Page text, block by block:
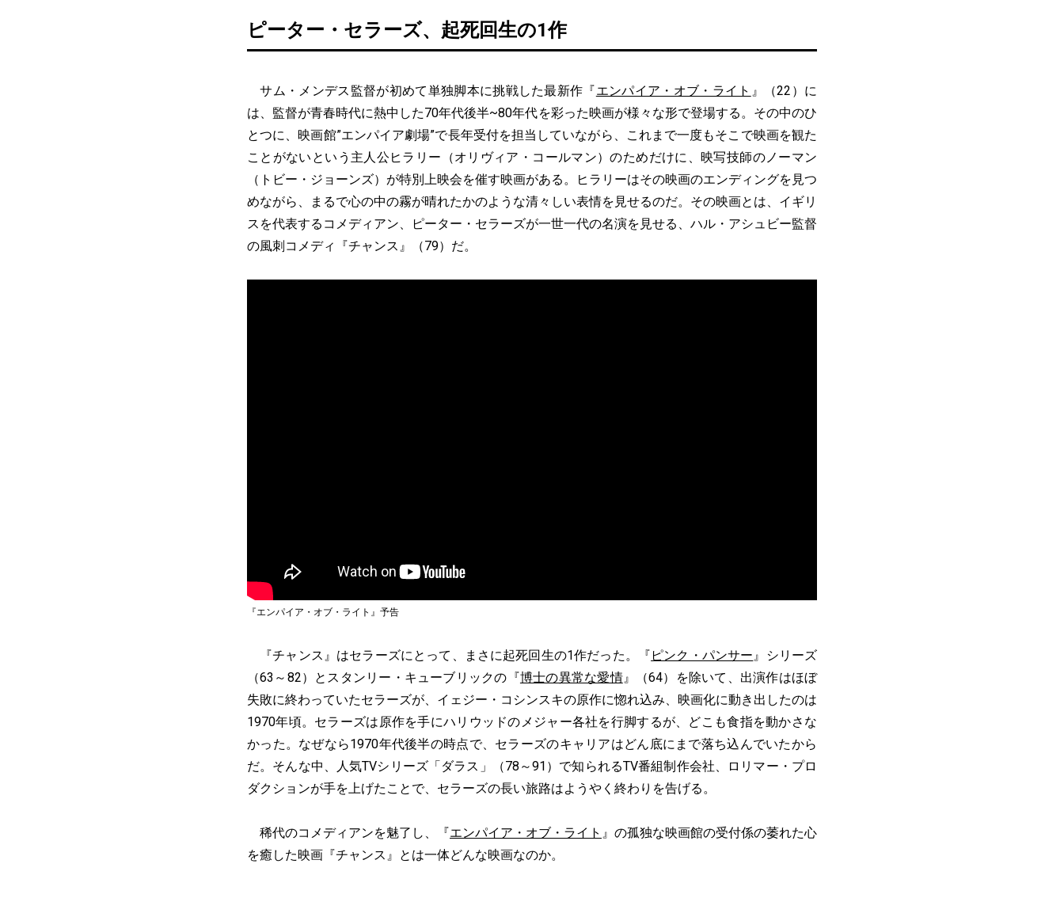
ピーター・セラーズ、起死回生の1作
サム・メンデス監督が初めて単独脚本に挑戦した最新作『エンパイア・オブ・ライト 』（22）に
は、監督が青春時代に熱中した70年代後半~80年代を彩った映画が様々な形で登場する。その中のひ
とつに、映画館”エンパイア劇場”で長年受付を担当していながら、これまで一度もそこで映画を観た
ことがないという主人公ヒラリー（オリヴィア・コールマン）のためだけに、映写技師のノーマン
（トビー・ジョーンズ）が特別上映会を催す映画がある。ヒラリーはその映画のエンディングを見つ
めながら、まるで心の中の霧が晴れたかのような清々しい表情を見せるのだ。その映画とは、イギリ
スを代表するコメディアン、ピーター・セラーズが一世一代の名演を見せる、ハル・アシュビー監督
の風刺コメディ『チャンス』（79）だ。
『エンパイア・オブ・ライト』予告
『チャンス』はセラーズにとって、まさに起死回生の1作だった。『 ピンク・パンサー』シリーズ
（63～82）とスタンリー・キューブリックの『博士の異常な愛情』（64）を除いて、出演作はほぼ
失敗に終わっていたセラーズが、イェジー・コシンスキの原作に惚れ込み、映画化に動き出したのは
1970年頃。セラーズは原作を手にハリウッドのメジャー各社を行脚するが、どこも食指を動かさな
かった。なぜなら1970年代後半の時点で、セラーズのキャリアはどん底にまで落ち込んでいたから
だ。そんな中、人気TVシリーズ「ダラス」（78～91）で知られるTV番組制作会社、ロリマー・プロ
ダクションが手を上げたことで、セラーズの長い旅路はようやく終わりを告げる。
稀代のコメディアンを魅了し、『エンパイア・オブ・ライト 』の孤独な映画館の受付係の萎れた心
を癒した映画『チャンス』とは一体どんな映画なのか。